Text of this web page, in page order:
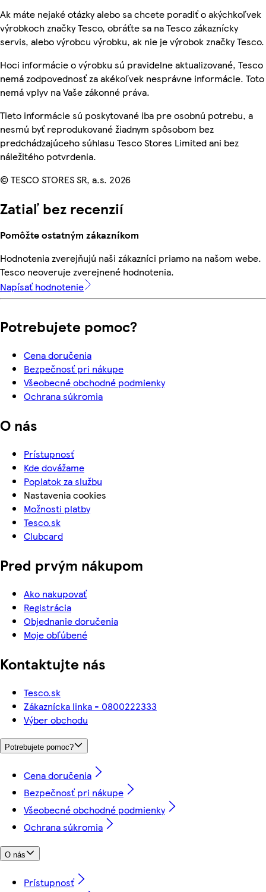
Ak máte nejaké otázky alebo sa chcete poradiť o akýchkoľvek
výrobkoch značky Tesco, obráťte sa na Tesco zákaznícky
servis, alebo výrobcu výrobku, ak nie je výrobok značky Tesco.
Hoci informácie o výrobku sú pravidelne aktualizované, Tesco
nemá zodpovednosť za akékoľvek nesprávne informácie. Toto
nemá vplyv na Vaše zákonné práva.
Tieto informácie sú poskytované iba pre osobnú potrebu, a
nesmú byť reprodukované žiadnym spôsobom bez
predchádzajúceho súhlasu Tesco Stores Limited ani bez
náležitého potvrdenia.
© TESCO STORES SR, a.s. 2026
Zatiaľ bez recenzií
Pomôžte ostatným zákazníkom
Hodnotenia zverejňujú naši zákazníci priamo na našom webe.
Tesco neoveruje zverejnené hodnotenia.
Napísať hodnotenie
Potrebujete pomoc?
Cena doručenia
Bezpečnosť pri nákupe
Všeobecné obchodné podmienky
Ochrana súkromia
O nás
Prístupnosť
Kde dovážame
Poplatok za službu
Nastavenia cookies
Možnosti platby
Tesco.sk
Clubcard
Pred prvým nákupom
Ako nakupovať
Registrácia
Objednanie doručenia
Moje obľúbené
Kontaktujte nás
Tesco.sk
Zákaznícka linka - 0800222333
Výber obchodu
Potrebujete pomoc?
Cena doručenia
Bezpečnosť pri nákupe
Všeobecné obchodné podmienky
Ochrana súkromia
O nás
Prístupnosť